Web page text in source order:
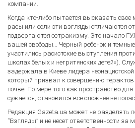
компании.
Когда кто-либо пытается высказать свое
расы или если эти взгляды отличаются
подвергаются остракизму. Это начало
вашей свободы… Черный ребенок и
участились расистские выступления
школах белых и негритянских детей»).
задержала в Киеве лидера
который призвал к совершению терактов
почве. По мере того как пространство
сужается, становится все сложнее не
Редакция Gazeta.ua может не разделять
“Взгляды” и не несет ответственности